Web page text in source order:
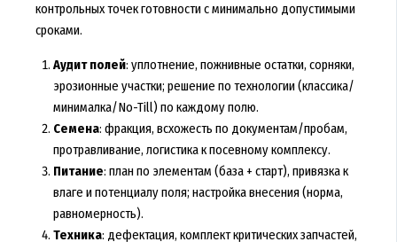
контрольных точек готовности с минимально допустимыми
сроками.
Аудит полей: уплотнение, пожнивные остатки, сорняки,
эрозионные участки; решение по технологии (классика/
минималка/No-Till) по каждому полю.
Семена: фракция, всхожесть по документам/пробам,
протравливание, логистика к посевному комплексу.
Питание: план по элементам (база + старт), привязка к
влаге и потенциалу поля; настройка внесения (норма,
равномерность).
Техника: дефектация, комплект критических запчастей,